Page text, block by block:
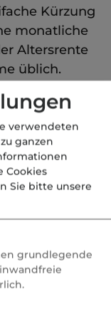
Kürzung
monatliche
Altersrente
üblich.
ist eine
Ansicht des
30 Jahren)
und Herr
ab dem Alter
sind keine
Herr
dem
verwendeten
ganzen
Cookies
Sie bitte unsere
grundlegende